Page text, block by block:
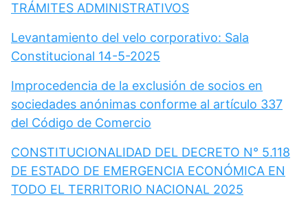
TRÁMITES ADMINISTRATIVOS
Levantamiento del velo corporativo: Sala
Constitucional 14-5-2025
Improcedencia de la exclusión de socios en
sociedades anónimas conforme al artículo 337
del Código de Comercio
CONSTITUCIONALIDAD DEL DECRETO N° 5.118
DE ESTADO DE EMERGENCIA ECONÓMICA EN
TODO EL TERRITORIO NACIONAL 2025